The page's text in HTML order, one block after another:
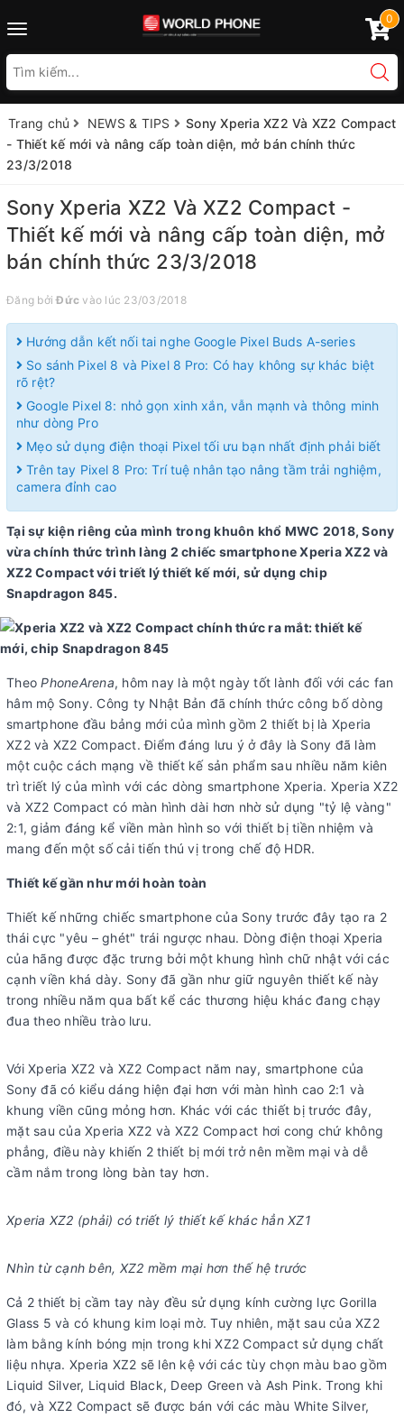
Toggle
0
Trang chủ NEWS & TIPS
Sony Xperia XZ2 Và XZ2 Compact
- Thiết kế mới và nâng cấp toàn diện, mở bán chính thức
23/3/2018
Sony Xperia XZ2 Và XZ2 Compact -
Thiết kế mới và nâng cấp toàn diện, mở
bán chính thức 23/3/2018
Đăng bởiĐức vào lúc 23/03/2018
Hướng dẫn kết nối tai nghe Google Pixel Buds A-series
So sánh Pixel 8 và Pixel 8 Pro: Có hay không sự khác biệt
rõ rệt?
Google Pixel 8: nhỏ gọn xinh xắn, vẫn mạnh và thông minh
như dòng Pro
Mẹo sử dụng điện thoại Pixel tối ưu bạn nhất định phải biết
Trên tay Pixel 8 Pro: Trí tuệ nhân tạo nâng tầm trải nghiệm,
camera đỉnh cao
Tại sự kiện riêng của mình trong khuôn khổ MWC 2018, Sony
vừa chính thức trình làng 2 chiếc smartphone Xperia XZ2 và
XZ2 Compact với triết lý thiết kế mới, sử dụng chip
Snapdragon 845.
TheoPhoneArena, hôm nay là một ngày tốt lành đối với các fan
hâm mộ Sony. Công ty Nhật Bản đã chính thức công bố dòng
smartphone đầu bảng mới của mình gồm 2 thiết bị là Xperia
XZ2 và XZ2 Compact. Điểm đáng lưu ý ở đây là Sony đã làm
một cuộc cách mạng về thiết kế sản phẩm sau nhiều năm kiên
trì triết lý của mình với các dòng smartphone Xperia. Xperia XZ2
và XZ2 Compact có màn hình dài hơn nhờ sử dụng "tỷ lệ vàng"
2:1, giảm đáng kể viền màn hình so với thiết bị tiền nhiệm và
mang đến một số cải tiến thú vị trong chế độ HDR.
Thiết kế gần như mới hoàn toàn
Thiết kế những chiếc smartphone của Sony trước đây tạo ra 2
thái cực "yêu – ghét" trái ngược nhau. Dòng điện thoại Xperia
của hãng được đặc trưng bởi một khung hình chữ nhật với các
cạnh viền khá dày. Sony đã gần như giữ nguyên thiết kế này
trong nhiều năm qua bất kể các thương hiệu khác đang chạy
đua theo nhiều trào lưu.
Với Xperia XZ2 và XZ2 Compact năm nay, smartphone của
Sony đã có kiểu dáng hiện đại hơn với màn hình cao 2:1 và
khung viền cũng mỏng hơn. Khác với các thiết bị trước đây,
mặt sau của Xperia XZ2 và XZ2 Compact hơi cong chứ không
phẳng, điều này khiến 2 thiết bị mới trở nên mềm mại và dễ
cầm nắm trong lòng bàn tay hơn.
Xperia XZ2 (phải) có triết lý thiết kế khác hẳn XZ1
Nhìn từ cạnh bên, XZ2 mềm mại hơn thế hệ trước
Cả 2 thiết bị cầm tay này đều sử dụng kính cường lực Gorilla
Glass 5 và có khung kim loại mờ. Tuy nhiên, mặt sau của XZ2
làm bằng kính bóng mịn trong khi XZ2 Compact sử dụng chất
liệu nhựa. Xperia XZ2 sẽ lên kệ với các tùy chọn màu bao gồm
Liquid Silver, Liquid Black, Deep Green và Ash Pink. Trong khi
đó, và XZ2 Compact sẽ được bán với các màu White Silver,